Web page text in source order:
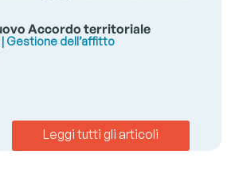
Accordo territoriale
| Gestione dell’affitto
Leggi tutti gli articoli